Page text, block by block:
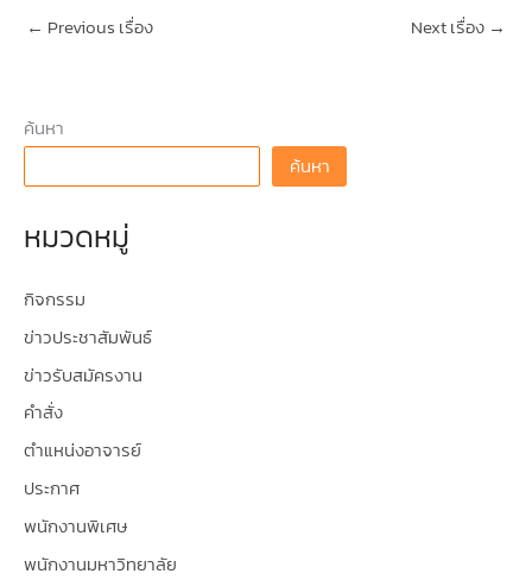
← Previous เรื่อง Next เรื่อง →
ค้นหา
ค้นหา
หมวดหมู่
กิจกรรม
ข่าวประชาสัมพันธ์
ข่าวรับสมัครงาน
คำสั่ง
ตำแหน่งอาจารย์
ประกาศ
พนักงานพิเศษ
พนักงานมหาวิทยาลัย